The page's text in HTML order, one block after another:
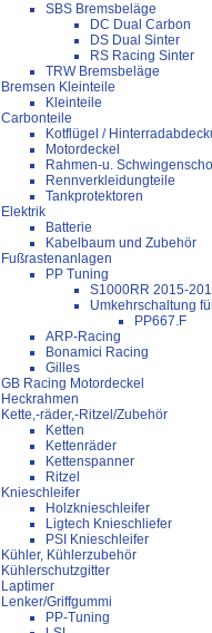
SBS Bremsbeläge
DC Dual Carbon
DS Dual Sinter
RS Racing Sinter
TRW Bremsbeläge
Bremsen Kleinteile
Kleinteile
Carbonteile
Kotflügel /
Motordeckel
Rahmen-u.
Rennverkleidungteile
Tankprotektoren
Elektrik
Batterie
Kabelbaum und Zubehör
Fußrastenanlagen
PP Tuning
S1000RR 2015-
Umkehrschaltung
PP667.F
ARP-Racing
Bonamici Racing
Gilles
GB Racing Motordeckel
Heckrahmen
Kette,-räder,-Ritzel/Zubehör
Ketten
Kettenräder
Kettenspanner
Ritzel
Knieschleifer
Holzknieschleifer
Ligtech Knieschliefer
PSI Knieschleifer
Kühler, Kühlerzubehör
Kühlerschutzgitter
Laptimer
Lenker/Griffgummi
PP-Tuning